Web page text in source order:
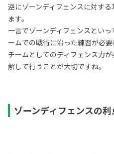
逆にゾーンディフェンスに対す
ます。
一言でゾーンディフェンスとい
ームでの戦術に沿った練習が必要
チームとしてのディフェンス力
解して行うことが大切ですね。
ゾーンディフェンスの利